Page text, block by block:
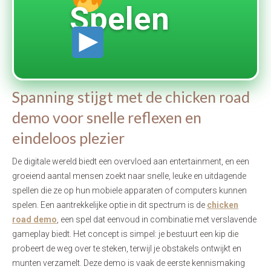
Spelen
Spanning stijgt met de chicken road
demo voor snelle reflexen en
eindeloos plezier
De digitale wereld biedt een overvloed aan entertainment, en een
groeiend aantal mensen zoekt naar snelle, leuke en uitdagende
spellen die ze op hun mobiele apparaten of computers kunnen
spelen. Een aantrekkelijke optie in dit spectrum is de chicken
road demo , een spel dat eenvoud in combinatie met verslavende
gameplay biedt. Het concept is simpel: je bestuurt een kip die
probeert de weg over te steken, terwijl je obstakels ontwijkt en
munten verzamelt. Deze demo is vaak de eerste kennismaking